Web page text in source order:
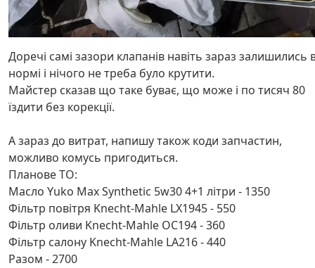
Доречі самі зазори клапанів навіть зараз залишились
нормі і нічого не треба було крутити.
Майстер сказав що таке буває, що може і по тисяч 80
їздити без корекції.
А зараз до витрат, напишу також коди запчастин,
можливо комусь пригодиться.
Планове ТО:
Масло Yuko Max Synthetic 5w30 4+1 літри - 1350
Фільтр повітря Knecht-Mahle LX1945 - 550
Фільтр оливи Knecht-Mahle OC194 - 360
Фільтр салону Knecht-Mahle LA216 - 440
Разом - 2700